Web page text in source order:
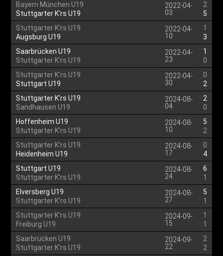
Bayern München U19
Stuttgarter K'rs U19
2022-04-
03
2
5
Stuttgarter K'rs U19
Augsburg U19
2022-04-
10
1
3
Saarbrücken U19
Stuttgarter K'rs U19
2022-04-
23
1
0
Stuttgarter K'rs U19
Stuttgart U19
2022-04-
30
0
2
Stuttgarter K'rs U19
Sandhausen U19
2024-08-
04
2
0
Hoffenheim U19
Stuttgarter K'rs U19
2024-08-
10
5
2
Stuttgarter K'rs U19
Heidenheim U19
2024-08-
17
0
4
Stuttgart U19
Stuttgarter K'rs U19
2024-08-
24
6
1
Elversberg U19
Stuttgarter K'rs U19
2024-08-
27
5
1
Stuttgarter K'rs U19
Freiburg U19
2024-09-
15
1
1
Saarbrücken U19
Stuttgarter K'rs U19
2024-09-
22
2
2